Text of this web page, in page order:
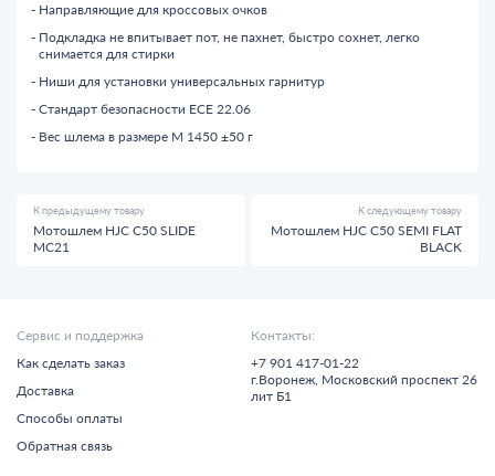
Направляющие для кроссовых очков
Подкладка не впитывает пот, не пахнет, быстро сохнет, легко
снимается для стирки
Ниши для установки универсальных гарнитур
Стандарт безопасности ECE 22.06
Вес шлема в размере M 1450 ±50 г
К предыдущему товару
Мотошлем HJC C50 SLIDE
MC21
К следующему товару
Мотошлем HJC C50 SEMI FLAT
BLACK
Сервис и поддержка
Как сделать заказ
Доставка
Способы оплаты
Обратная связь
Контакты:
+7 901 417-01-22
г.Воронеж, Московский проспект 26
лит Б1